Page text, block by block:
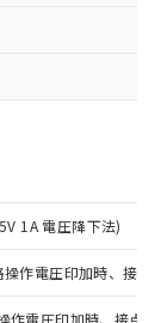
1A 電圧降下法)
作電圧印加時、接点
作電圧印加時、接点
うえ
業取扱
価格
）の
品で
す予
質）の
中の